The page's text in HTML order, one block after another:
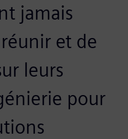
jamais
et de
leurs
pour